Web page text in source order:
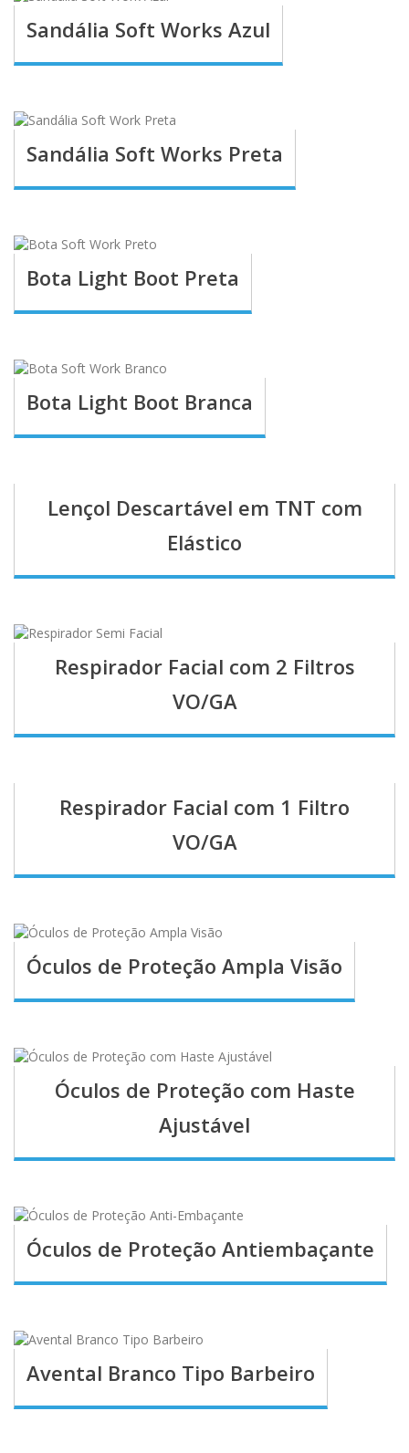
Sandália Soft Works Azul
Sandália Soft Works Preta
Bota Light Boot Preta
Bota Light Boot Branca
Lençol Descartável em TNT com
Elástico
Respirador Facial com 2 Filtros
VO/GA
Respirador Facial com 1 Filtro
VO/GA
Óculos de Proteção Ampla Visão
Óculos de Proteção com Haste
Ajustável
Óculos de Proteção Antiembaçante
Avental Branco Tipo Barbeiro